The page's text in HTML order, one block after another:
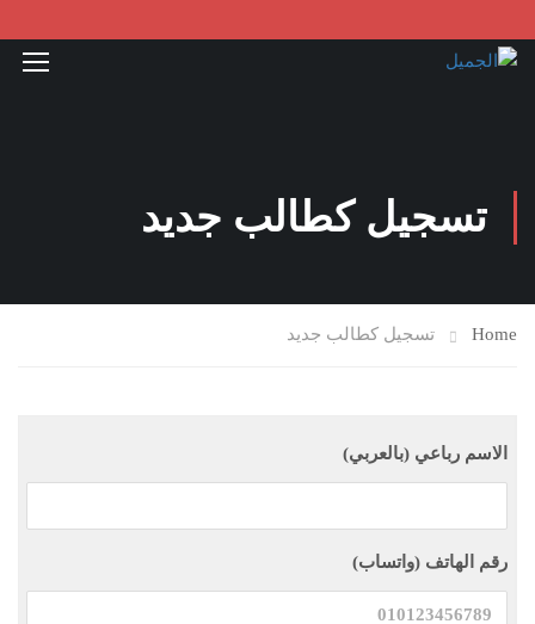
تسجيل كطالب جديد
Home تسجيل كطالب جديد
الاسم رباعي (بالعربي)
رقم الهاتف (واتساب)